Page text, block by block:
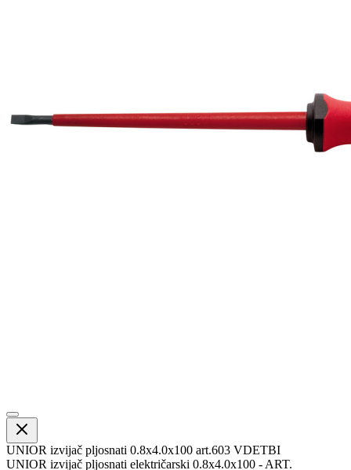
UNIOR izvijač pljosnati 0.8x4.0x100 art.603 VDETBI
UNIOR izvijač pljosnati električarski 0.8x4.0x100 - ART.